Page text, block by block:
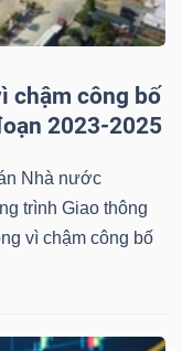
chậm công bố
2023-2025
Nhà nước
trình Giao thông
vì chậm công bố